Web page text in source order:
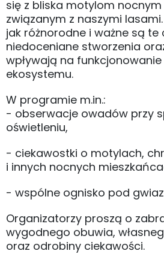
się z bliska motylom
związanym z naszymi
jak różnorodne i ważne są te
niedoceniane stworzenia
wpływają na
ekosystemu.
W programie m.in.:
- obserwacje owadów przy
oświetleniu,
- ciekawostki o motylach,
i innych nocnych
- wspólne ognisko pod
Organizatorzy proszą o
wygodnego obuwia,
oraz odrobiny ciekawości.